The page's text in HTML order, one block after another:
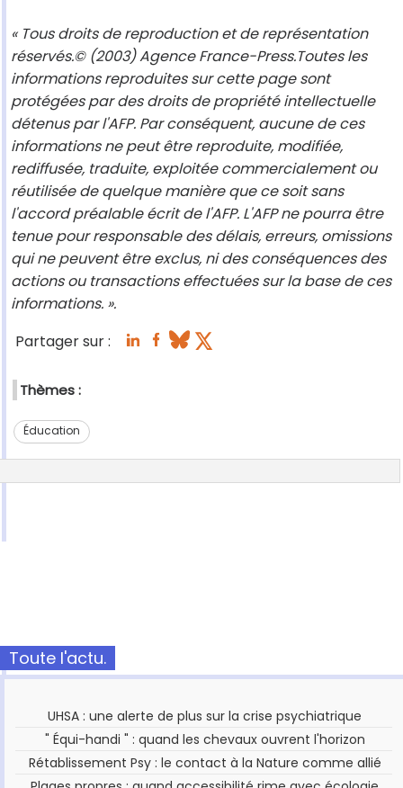
« Tous droits de reproduction et de représentation
réservés.© (2003) Agence France-Press.Toutes les
informations reproduites sur cette page sont
protégées par des droits de propriété intellectuelle
détenus par l'AFP. Par conséquent, aucune de ces
informations ne peut être reproduite, modifiée,
rediffusée, traduite, exploitée commercialement ou
réutilisée de quelque manière que ce soit sans
l'accord préalable écrit de l'AFP. L'AFP ne pourra être
tenue pour responsable des délais, erreurs, omissions
qui ne peuvent être exclus, ni des conséquences des
actions ou transactions effectuées sur la base de ces
informations. ».
Partager sur :
Thèmes :
Éducation
Toute l'actu.
UHSA : une alerte de plus sur la crise psychiatrique
" Équi-handi " : quand les chevaux ouvrent l'horizon
Rétablissement Psy : le contact à la Nature comme allié